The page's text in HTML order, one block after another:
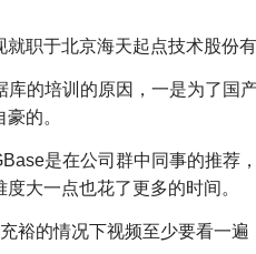
就职于北京海天起点技术股份
库的培训的原因，一是为了国
的。
是在公司群中同事的推荐
大一点也花了更多的时间。
裕的情况下视频至少要看一遍